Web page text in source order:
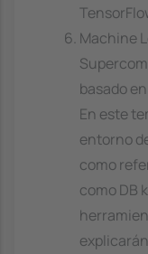
Machine
basado
En este
entorno
como
como DB